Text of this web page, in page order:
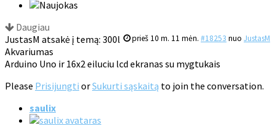
Daugiau
prieš 10 m. 11 mėn. #18253 nuo JustasM
JustasM atsakė į temą: 300l
Akvariumas
Arduino Uno ir 16x2 eiluciu lcd ekranas su mygtukais
Please Prisijungti orSukurti sąskaitą to join the conversation.
saulix